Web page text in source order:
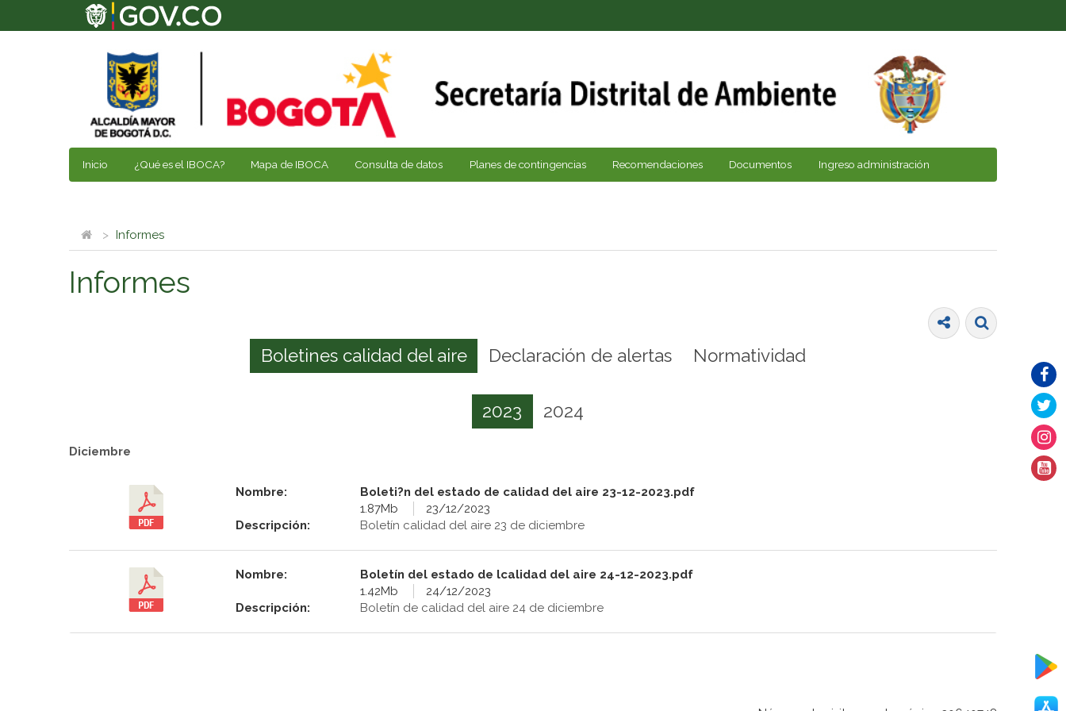
Inicio ¿Qué es el IBOCA? Mapa de IBOCA Consulta de datos Planes de contingencias Recomendaciones Documentos Ingreso administración
Informes
Informes
Boletines calidad del aire Declaración de alertas Normatividad
2023 2024
Diciembre
Nombre:
Boleti?n del estado de calidad del aire 23-12-2023.pdf
1.87Mb
23/12/2023
Descripción:
Boletín calidad del aire 23 de diciembre
Nombre:
Boletín del estado de lcalidad del aire 24-12-2023.pdf
1.42Mb
24/12/2023
Descripción:
Boletín de calidad del aire 24 de diciembre